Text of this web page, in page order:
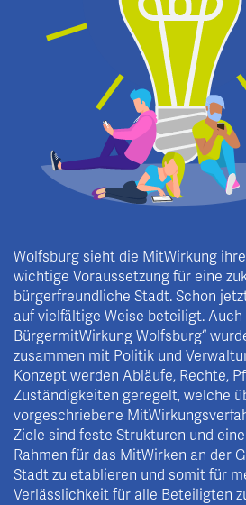
Wolfsburg sieht die MitWirkung
wichtige Voraussetzung für eine
bürgerfreundliche Stadt. Schon
auf vielfältige Weise beteiligt. Auch
BürgermitWirkung Wolfsburg“
zusammen mit Politik und
Konzept werden Abläufe, Rechte,
Zuständigkeiten geregelt, welche
vorgeschriebene
Ziele sind feste Strukturen und
Rahmen für das MitWirken an der
Stadt zu etablieren und somit für
Verlässlichkeit für alle Beteiligten